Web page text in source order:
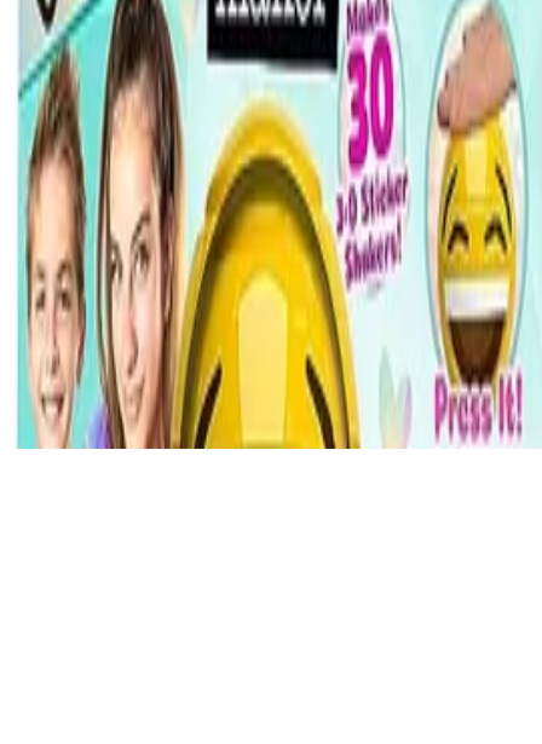
Deutschlands großes Verbraucherportal mit Testberichten und
integriertem Preisvergleich
Alle Preise inkl. der jeweils geltenden gesetzlichen MwSt., ggf.
zzgl. Versandkosten. Alle Angaben ohne Gewähr.
© 2026Testsieger.de
Frage stellenFrage stellen